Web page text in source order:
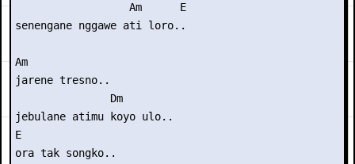
                  Am      E
senengane nggawe ati loro..
Am
jarene tresno..
               Dm
jebulane atimu koyo ulo..
E
ora tak songko..